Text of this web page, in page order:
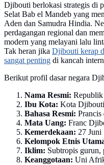
Djibouti berlokasi strategis di
Selat Bab el Mandeb yang
Aden dan Samudra Hindia.
perdagangan regional dan
modern yang melayani lalu
Tak heran jika Djibouti kerap
sangat penting di kancah
Berikut profil dasar negara
Nama Resmi:
Ibu Kota: Kota Djibouti
Bahasa Resmi: Prancis
Mata Uang: Franc
Kemerdekaan: 27 Juni
Kelompok Etnis
Iklim: Subtropis gurun,
Keanggotaan: Uni